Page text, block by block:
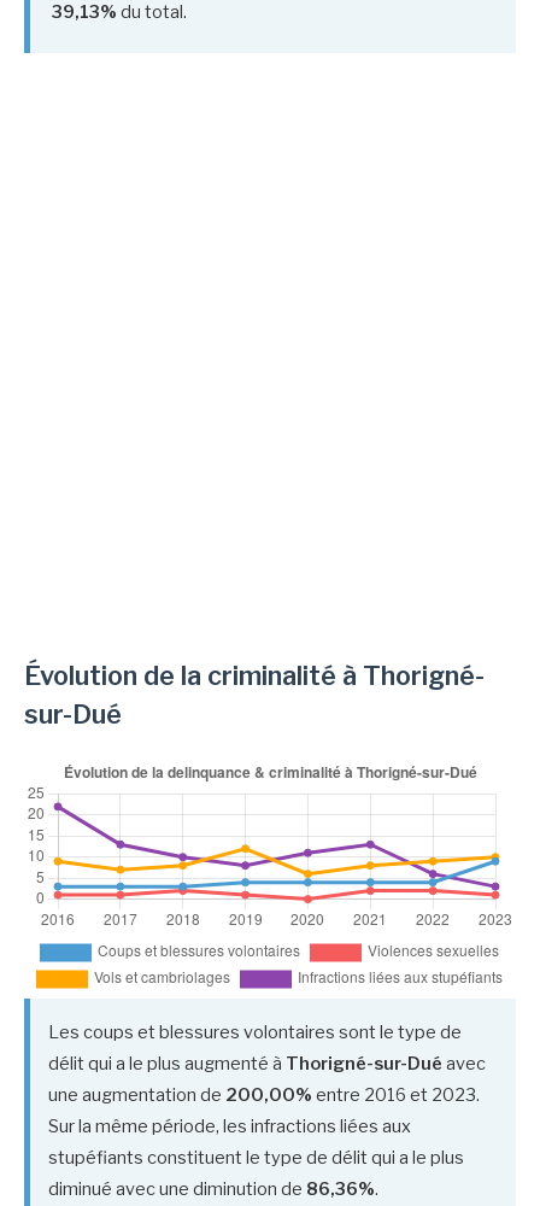
39,13% du total.
Évolution de la criminalité à Thorigné-
sur-Dué
Les coups et blessures volontaires sont le type de
délit qui a le plus augmenté à Thorigné-sur-Dué avec
une augmentation de 200,00% entre 2016 et 2023.
Sur la même période, les infractions liées aux
stupéfiants constituent le type de délit qui a le plus
diminué avec une diminution de 86,36%.